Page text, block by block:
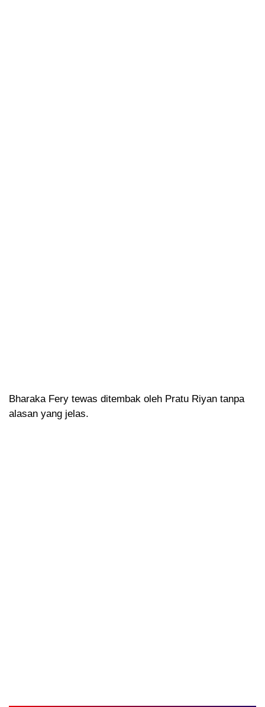
Bharaka Fery tewas ditembak oleh Pratu Riyan tanpa
alasan yang jelas.